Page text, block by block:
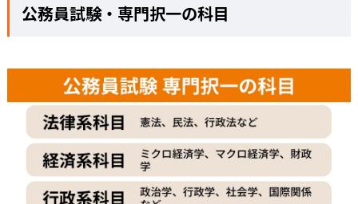
公務員試験・専門択一の科目